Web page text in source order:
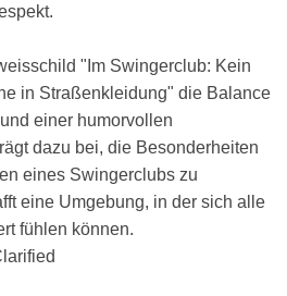
"Im Swingerclub: Kein
in Straßenkleidung" die Balance
einer humorvollen
dazu bei, die Besonderheiten
eines Swingerclubs zu
eine Umgebung, in der sich alle
fühlen können.